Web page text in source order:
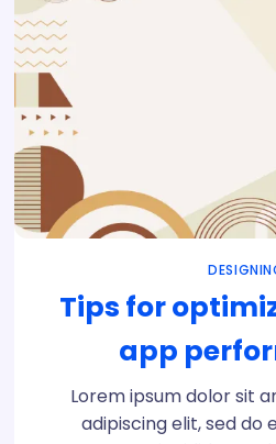
Tips for
app
Lorem ipsum dolor sit
adipiscing elit, sed do